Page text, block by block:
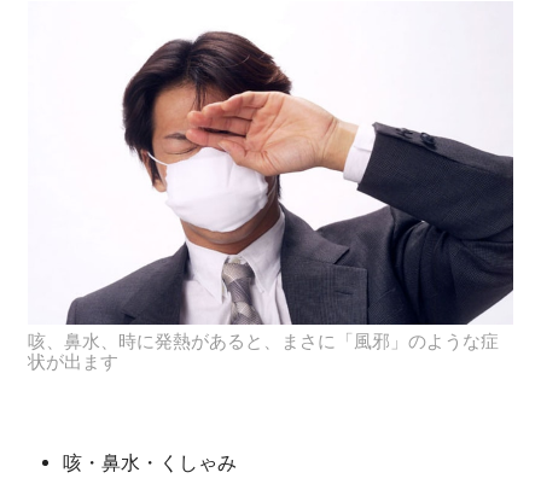
咳、鼻水、時に発熱があると、まさに「風邪」のような症
状が出ます
咳・鼻水・くしゃみ